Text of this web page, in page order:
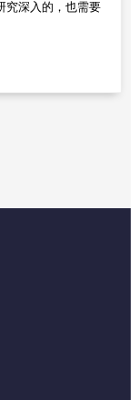
究深入的，也需要